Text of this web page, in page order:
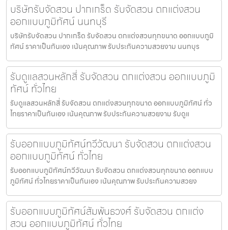
บริษัทรับจัดสวน ปากเกร็ด รับจัดสวน ตกแต่งสวน
ออกแบบภูมิทัศน์ นนทบุรี
บริษัทรับจัดสวน ปากเกร็ด รับจัดสวน ตกแต่งสวนทุกขนาด ออกแบบภูมิ
ทัศน์ ราคาเป็นกันเอง เน้นคุณภาพ รับประกันความสวยงาม นนทบุร
รับดูแลสวนหลักสี่ รับจัดสวน ตกแต่งสวน ออกแบบภูมิ
ทัศน์ ทั่วไทย
รับดูแลสวนหลักสี่ รับจัดสวน ตกแต่งสวนทุกขนาด ออกแบบภูมิทัศน์ ทั่ว
ไทยราคาเป็นกันเอง เน้นคุณภาพ รับประกันความสวยงาม รับดูแ
รับออกแบบภูมิทัศน์ทวีวัฒนา รับจัดสวน ตกแต่งสวน
ออกแบบภูมิทัศน์ ทั่วไทย
รับออกแบบภูมิทัศน์ทวีวัฒนา รับจัดสวน ตกแต่งสวนทุกขนาด ออกแบบ
ภูมิทัศน์ ทั่วไทยราคาเป็นกันเอง เน้นคุณภาพ รับประกันความสวยง
รับออกแบบภูมิทัศน์สัมพันธวงศ์ รับจัดสวน ตกแต่ง
สวน ออกแบบภูมิทัศน์ ทั่วไทย